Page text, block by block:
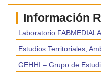
Información
Laboratorio
Estudios Territoriales,
GEHHI – Grupo de